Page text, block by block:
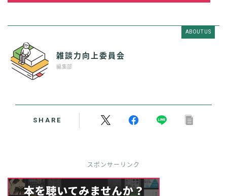
ABOUT US
雑談力向上委員会
編集部
SHARE
スポンサーリンク